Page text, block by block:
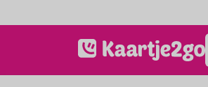
naar
naar